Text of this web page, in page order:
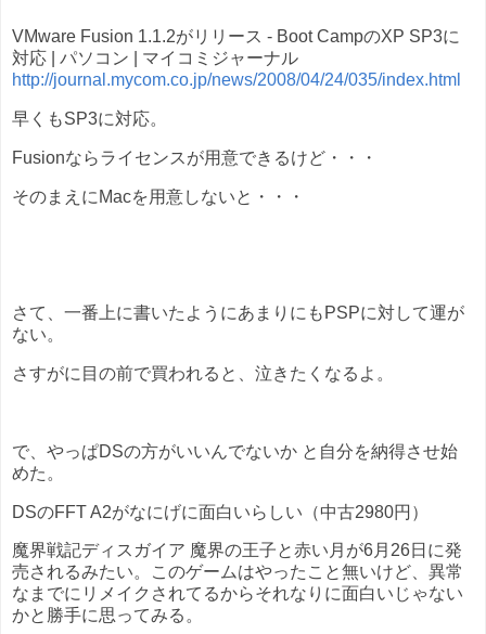
VMware Fusion 1.1.2がリリース - Boot CampのXP SP3に
対応 | パソコン | マイコミジャーナル
http://journal.mycom.co.jp/news/2008/04/24/035/index.html
早くもSP3に対応。
Fusionならライセンスが用意できるけど・・・
そのまえにMacを用意しないと・・・
さて、一番上に書いたようにあまりにもPSPに対して運が
ない。
さすがに目の前で買われると、泣きたくなるよ。
で、やっぱDSの方がいいんでないか と自分を納得させ始
めた。
DSのFFT A2がなにげに面白いらしい（中古2980円）
魔界戦記ディスガイア 魔界の王子と赤い月が6月26日に発
売されるみたい。このゲームはやったこと無いけど、異常
なまでにリメイクされてるからそれなりに面白いじゃない
かと勝手に思ってみる。